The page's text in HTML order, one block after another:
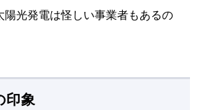
陽光発電は怪しい事業者もあるの
印象